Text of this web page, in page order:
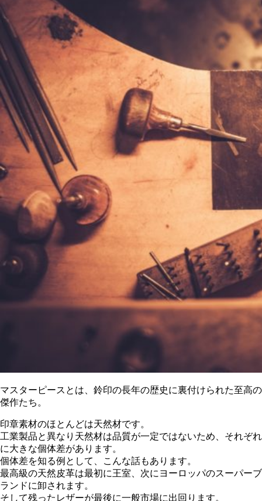
マスターピースとは、鈴印の長年の歴史に裏付けられた至高の
傑作たち。
印章素材のほとんどは天然材です。
工業製品と異なり天然材は品質が一定ではないため、それぞれ
に大きな個体差があります。
個体差を知る例として、こんな話もあります。
最高級の天然皮革は最初に王室、次にヨーロッパのスーパーブ
ランドに卸されます。
そして残ったレザーが最後に一般市場に出回ります。